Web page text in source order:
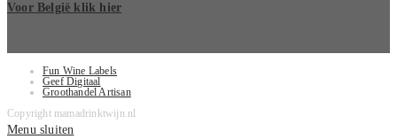
Voor België klik hier
Fun Wine Labels
Geef Digitaal
Groothandel Artisan
Copyright mamadrinktwijn.nl
Menu sluiten